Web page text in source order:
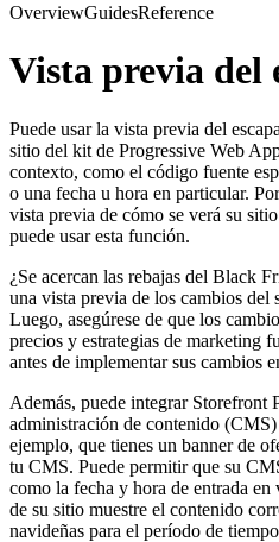
OverviewGuidesReference
Vista previa del
Puede usar la vista previa del
sitio del kit de Progressive Web
contexto, como el código fuente
o una fecha u hora en particular.
vista previa de cómo se verá su
puede usar esta función.
¿Se acercan las rebajas del Black
una vista previa de los cambios del
Luego, asegúrese de que los
precios y estrategias de marketing
antes de implementar sus cambios
Además, puede integrar Storefront
administración de contenido
ejemplo, que tienes un banner de
tu CMS. Puede permitir que su
como la fecha y hora de entrada
de su sitio muestre el contenido
navideñas para el período de